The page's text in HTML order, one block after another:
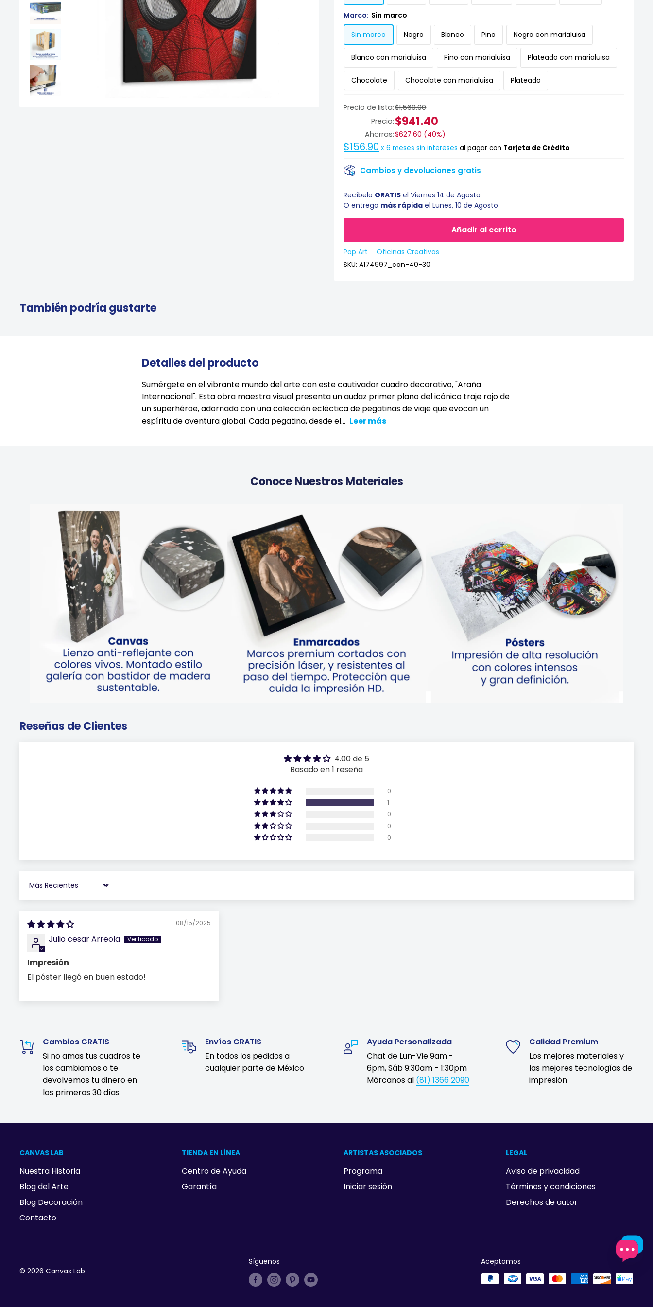
Precio de lista:$1,569.00
Precio: $941.40
Ahorras:$627.60 (40%)
$156.90 x 6 meses sin intereses al pagar con Tarjeta de Crédito
Cambios y devoluciones gratis
Marco: Sin marco
Sin marco Negro Blanco Pino Negro con marialuisa
Blanco con marialuisa Pino con marialuisa Plateado con marialuisa
Chocolate Chocolate con marialuisa Plateado
Añadir al carrito
Recíbelo GRATIS el Viernes 14 de Agosto
O entrega más rápida el Lunes, 10 de Agosto
Pop Art
Oficinas Creativas
SKU: A174997_can-40-30
También podría gustarte
Detalles del producto
Sumérgete en el vibrante mundo del arte con este cautivador cuadro decorativo, "Araña
Internacional". Esta obra maestra visual presenta un audaz primer plano del icónico traje rojo de
un superhéroe, adornado con una colección ecléctica de pegatinas de viaje que evocan un
espíritu de aventura global. Cada pegatina, desde el... Leer más
Conoce Nuestros Materiales
Reseñas de Clientes
4.00 de 5
Basado en 1 reseña
0
1
0
0
0
Sort by
08/15/2025
Julio cesar Arreola
Impresión
El póster llegó en buen estado!
Cambios GRATIS
Si no amas tus cuadros te
los cambiamos o te
devolvemos tu dinero en
los primeros 30 días
Envíos GRATIS
En todos los pedidos a
cualquier parte de México
Ayuda Personalizada
Chat de Lun-Vie 9am -
6pm, Sáb 9:30am - 1:30pm
Márcanos al (81) 1366 2090
Calidad Premium
Los mejores materiales y
las mejores tecnologías de
impresión
CANVAS LAB
Nuestra Historia
Blog del Arte
Blog Decoración
Contacto
TIENDA EN LÍNEA
Centro de Ayuda
Garantía
ARTISTAS ASOCIADOS
Programa
Iniciar sesión
LEGAL
Aviso de privacidad
Términos y condiciones
Derechos de autor
© 2026 Canvas Lab
Síguenos Aceptamos